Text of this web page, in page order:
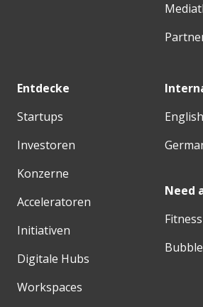
Entdecke
Startups
Investoren
Konzerne
Acceleratoren
Initiativen
Digitale Hubs
Workspaces
Need